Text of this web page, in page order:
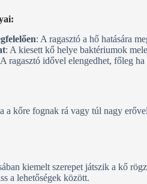
: A ragasztó a hő hatására
: A kiesett kő helye baktériumok
ragasztó idővel elengedhet, főleg
a kőre fognak rá vagy túl nagy
kiemelt szerepet játszik a kő
a lehetőségek között.